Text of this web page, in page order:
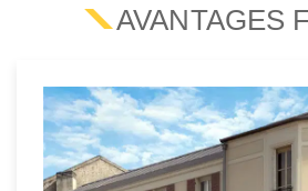
AVANTAGES